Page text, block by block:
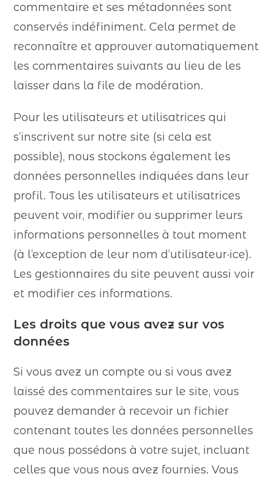
commentaire et ses métadonnées sont
conservés indéfiniment. Cela permet de
reconnaître et approuver automatiquement
les commentaires suivants au lieu de les
laisser dans la file de modération.
Pour les utilisateurs et utilisatrices qui
s’inscrivent sur notre site (si cela est
possible), nous stockons également les
données personnelles indiquées dans leur
profil. Tous les utilisateurs et utilisatrices
peuvent voir, modifier ou supprimer leurs
informations personnelles à tout moment
(à l’exception de leur nom d’utilisateur·ice).
Les gestionnaires du site peuvent aussi voir
et modifier ces informations.
Les droits que vous avez sur vos
données
Si vous avez un compte ou si vous avez
laissé des commentaires sur le site, vous
pouvez demander à recevoir un fichier
contenant toutes les données personnelles
que nous possédons à votre sujet, incluant
celles que vous nous avez fournies. Vous